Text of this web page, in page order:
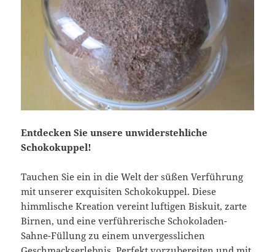
Entdecken Sie unsere unwiderstehliche
Schokokuppel!
Tauchen Sie ein in die Welt der süßen Verführung
mit unserer exquisiten Schokokuppel. Diese
himmlische Kreation vereint luftigen Biskuit, zarte
Birnen, und eine verführerische Schokoladen-
Sahne-Füllung zu einem unvergesslichen